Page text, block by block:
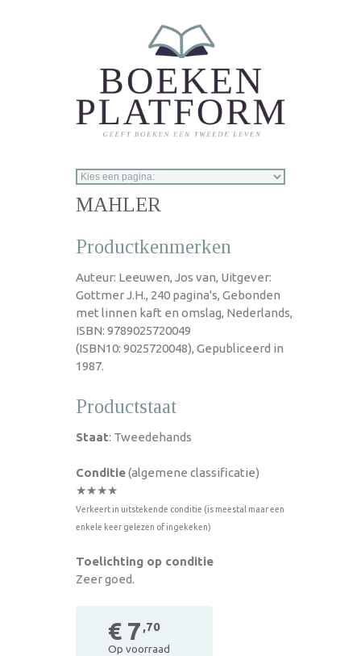
MAHLER
Productkenmerken
Auteur: Leeuwen, Jos van, Uitgever:
Gottmer J.H., 240 pagina's, Gebonden
met linnen kaft en omslag, Nederlands,
ISBN: 9789025720049
(ISBN10: 9025720048), Gepubliceerd in
1987.
Productstaat
Staat: Tweedehands
Conditie(algemene classificatie)
★★★★
Verkeert in uitstekende conditie (is meestal maar een
enkele keer gelezen of ingekeken)
Toelichting op conditie
Zeer goed.
€ 7 ,70
Op voorraad